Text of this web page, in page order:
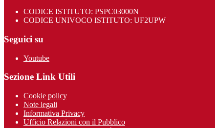
CODICE ISTITUTO: PSPC03000N
CODICE UNIVOCO ISTITUTO: UF2UPW
Seguici su
Youtube
Sezione Link Utili
Cookie policy
Note legali
Informativa Privacy
Ufficio Relazioni con il Pubblico